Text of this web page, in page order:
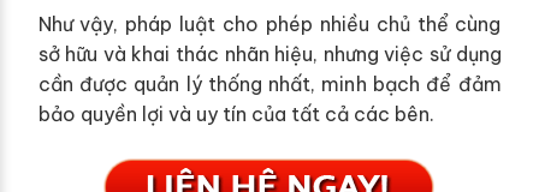
Như vậy, pháp luật cho phép nhiều chủ thể cùng
sở hữu và khai thác nhãn hiệu, nhưng việc sử dụng
cần được quản lý thống nhất, minh bạch để đảm
bảo quyền lợi và uy tín của tất cả các bên.